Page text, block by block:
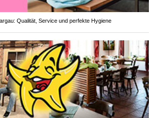
Qualität, Service und perfekte Hygiene